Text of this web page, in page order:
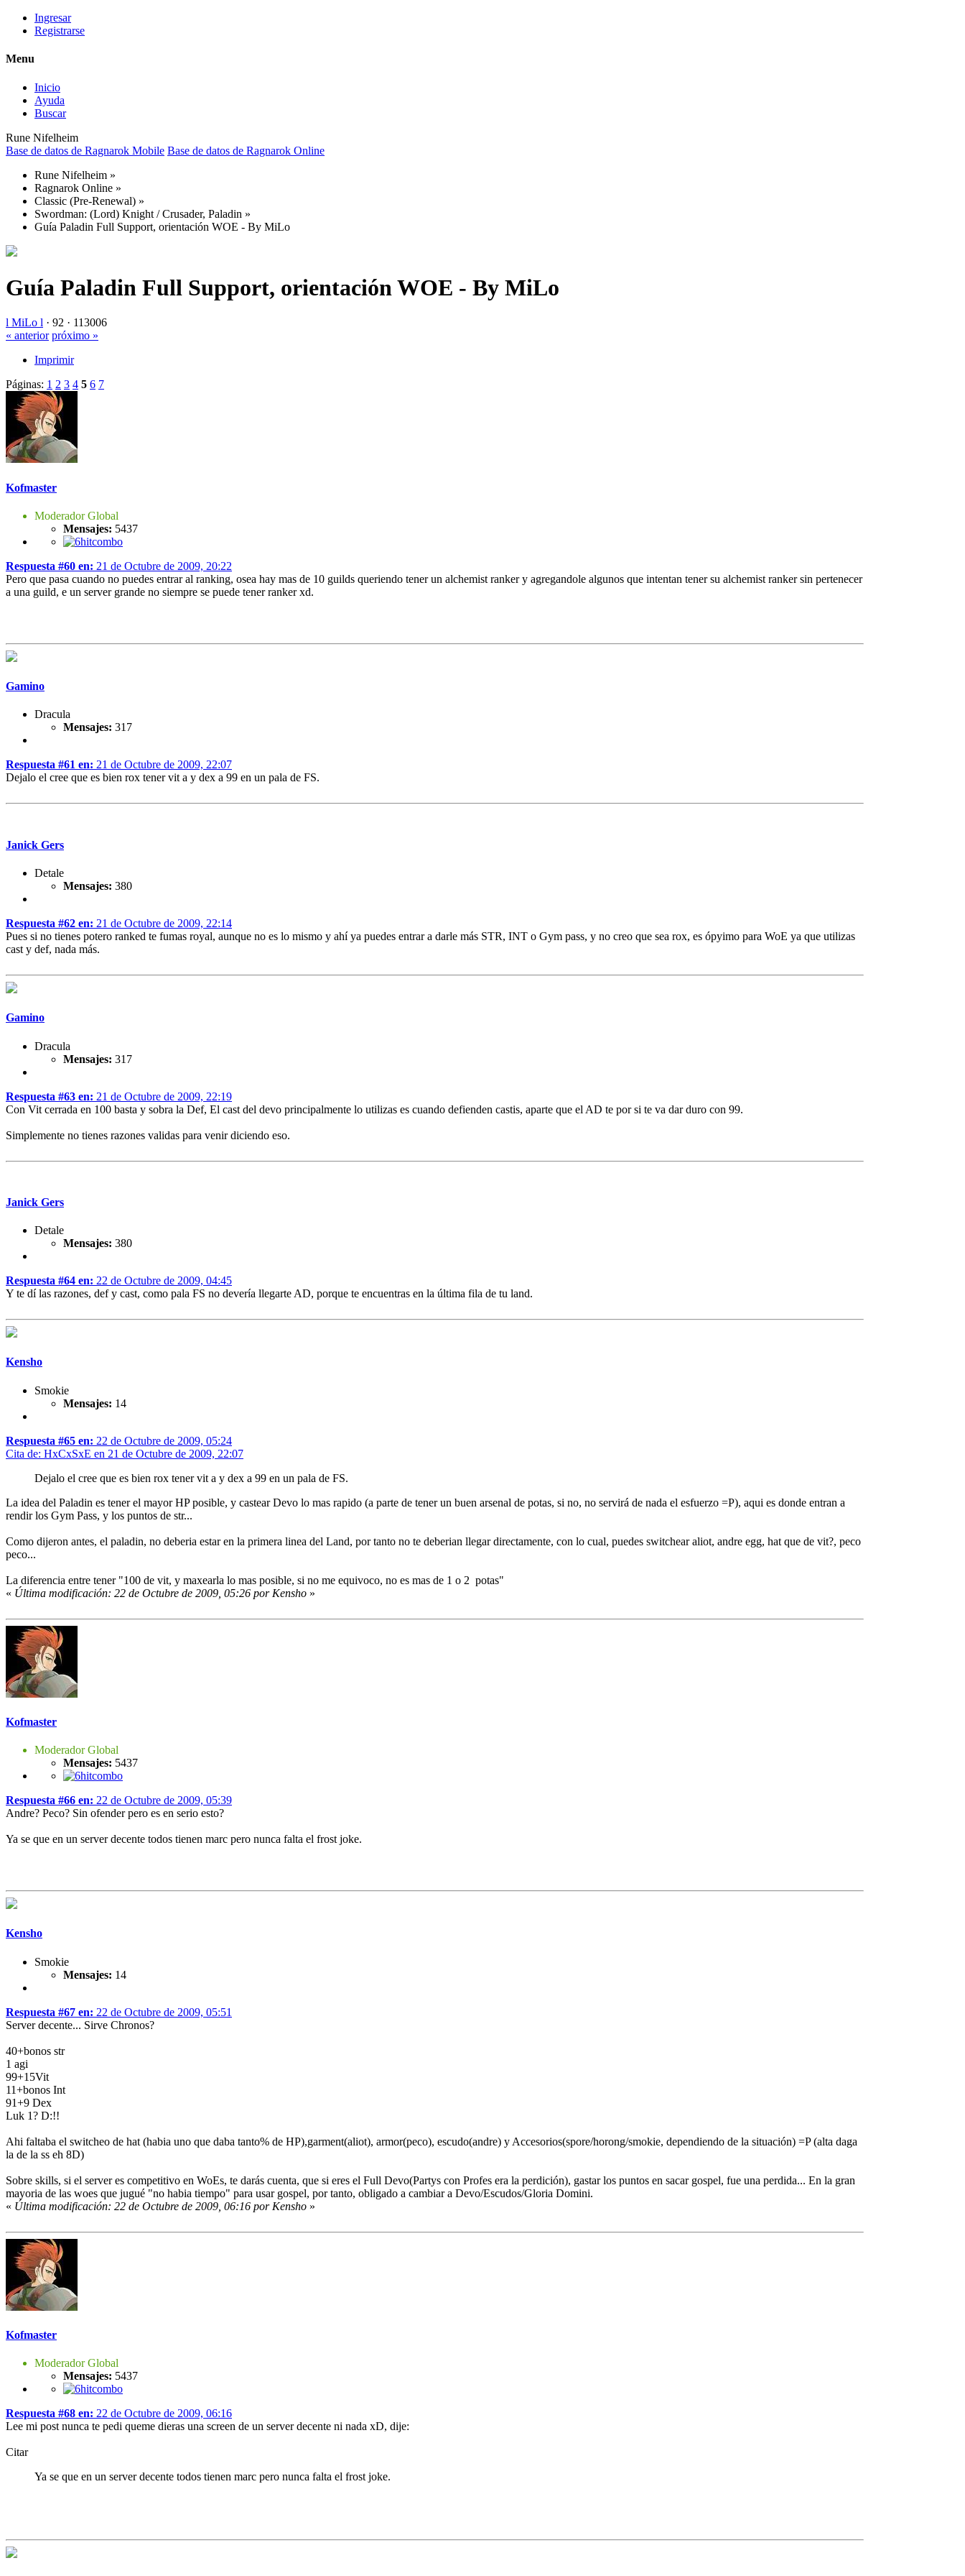
Ingresar
Registrarse
Menu
Inicio
Ayuda
Buscar
Rune Nifelheim
Base de datos de Ragnarok Mobile Base de datos de Ragnarok Online
Rune Nifelheim »
Ragnarok Online »
Classic (Pre-Renewal) »
Swordman: (Lord) Knight / Crusader, Paladin »
Guía Paladin Full Support, orientación WOE - By MiLo
Guía Paladin Full Support, orientación WOE - By MiLo
l MiLo l · 92 · 113006
« anterior próximo »
Imprimir
Páginas: 1 2 3 4 5 6 7
Kofmaster
Moderador Global
Mensajes: 5437
Respuesta #60 en: 21 de Octubre de 2009, 20:22
Pero que pasa cuando no puedes entrar al ranking, osea hay mas de 10 guilds queriendo tener un alchemist ranker y agregandole algunos que intentan tener su alchemist ranker sin pertenecer
a una guild, e un server grande no siempre se puede tener ranker xd.
Gamino
Dracula
Mensajes: 317
Respuesta #61 en: 21 de Octubre de 2009, 22:07
Dejalo el cree que es bien rox tener vit a y dex a 99 en un pala de FS.
Janick Gers
Detale
Mensajes: 380
Respuesta #62 en: 21 de Octubre de 2009, 22:14
Pues si no tienes potero ranked te fumas royal, aunque no es lo mismo y ahí ya puedes entrar a darle más STR, INT o Gym pass, y no creo que sea rox, es ópyimo para WoE ya que utilizas
cast y def, nada más.
Gamino
Dracula
Mensajes: 317
Respuesta #63 en: 21 de Octubre de 2009, 22:19
Con Vit cerrada en 100 basta y sobra la Def, El cast del devo principalmente lo utilizas es cuando defienden castis, aparte que el AD te por si te va dar duro con 99.
Simplemente no tienes razones validas para venir diciendo eso.
Janick Gers
Detale
Mensajes: 380
Respuesta #64 en: 22 de Octubre de 2009, 04:45
Y te dí las razones, def y cast, como pala FS no devería llegarte AD, porque te encuentras en la última fila de tu land.
Kensho
Smokie
Mensajes: 14
Respuesta #65 en: 22 de Octubre de 2009, 05:24
Cita de: HxCxSxE en 21 de Octubre de 2009, 22:07
Dejalo el cree que es bien rox tener vit a y dex a 99 en un pala de FS.
La idea del Paladin es tener el mayor HP posible, y castear Devo lo mas rapido (a parte de tener un buen arsenal de potas, si no, no servirá de nada el esfuerzo =P), aqui es donde entran a
rendir los Gym Pass, y los puntos de str...
Como dijeron antes, el paladin, no deberia estar en la primera linea del Land, por tanto no te deberian llegar directamente, con lo cual, puedes switchear aliot, andre egg, hat que de vit?, peco
peco...
La diferencia entre tener "100 de vit, y maxearla lo mas posible, si no me equivoco, no es mas de 1 o 2 potas"
« Última modificación: 22 de Octubre de 2009, 05:26 por Kensho »
Kofmaster
Moderador Global
Mensajes: 5437
Respuesta #66 en: 22 de Octubre de 2009, 05:39
Andre? Peco? Sin ofender pero es en serio esto?
Ya se que en un server decente todos tienen marc pero nunca falta el frost joke.
Kensho
Smokie
Mensajes: 14
Respuesta #67 en: 22 de Octubre de 2009, 05:51
Server decente... Sirve Chronos?
40+bonos str
1 agi
99+15Vit
11+bonos Int
91+9 Dex
Luk 1? D:!!
Ahi faltaba el switcheo de hat (habia uno que daba tanto% de HP),garment(aliot), armor(peco), escudo(andre) y Accesorios(spore/horong/smokie, dependiendo de la situación) =P (alta daga
la de la ss eh 8D)
Sobre skills, si el server es competitivo en WoEs, te darás cuenta, que si eres el Full Devo(Partys con Profes era la perdición), gastar los puntos en sacar gospel, fue una perdida... En la gran
mayoria de las woes que jugué "no habia tiempo" para usar gospel, por tanto, obligado a cambiar a Devo/Escudos/Gloria Domini.
« Última modificación: 22 de Octubre de 2009, 06:16 por Kensho »
Kofmaster
Moderador Global
Mensajes: 5437
Respuesta #68 en: 22 de Octubre de 2009, 06:16
Lee mi post nunca te pedi queme dieras una screen de un server decente ni nada xD, dije:
Citar
Ya se que en un server decente todos tienen marc pero nunca falta el frost joke.